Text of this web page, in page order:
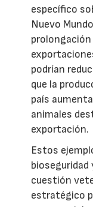
específico
Nuevo
podrían
que la
país
animales
exportación.
Estos
bioseguridad
cuestión
estratégico